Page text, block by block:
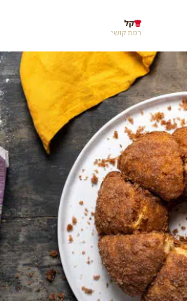
רמת קושי
קל